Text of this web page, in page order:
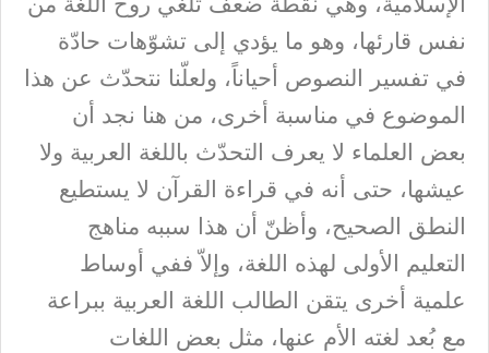
نفس قارئها، وهو ما يؤدي إلى تشوّهات حادّة
في تفسير النصوص أحياناً، ولعلّنا نتحدّث عن هذا
الموضوع في مناسبة أخرى، من هنا نجد أن
بعض العلماء لا يعرف التحدّث باللغة العربية ولا
عيشها، حتى أنه في قراءة القرآن لا يستطيع
النطق الصحيح، وأظنّ أن هذا سببه مناهج
التعليم الأولى لهذه اللغة، وإلاّ ففي أوساط
علمية أخرى يتقن الطالب اللغة العربية ببراعة
مع بُعد لغته الأم عنها، مثل بعض اللغات